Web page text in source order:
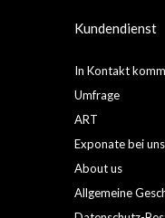
Kundendienst
In Kontakt
Umfrage
ART
Exponate bei uns
About us
Allgemeine